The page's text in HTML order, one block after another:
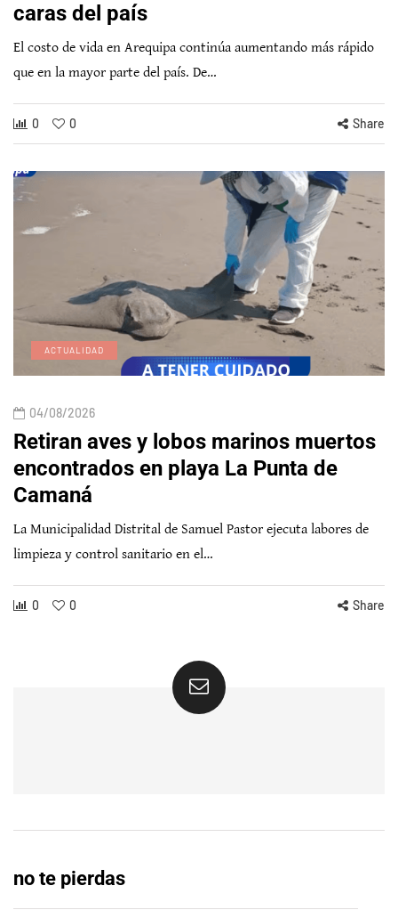
caras del país
El costo de vida en Arequipa continúa aumentando más rápido
que en la mayor parte del país. De…
0 0 Share
ACTUALIDAD
04/08/2026
Retiran aves y lobos marinos muertos
encontrados en playa La Punta de
Camaná
La Municipalidad Distrital de Samuel Pastor ejecuta labores de
limpieza y control sanitario en el…
0 0 Share
no te pierdas